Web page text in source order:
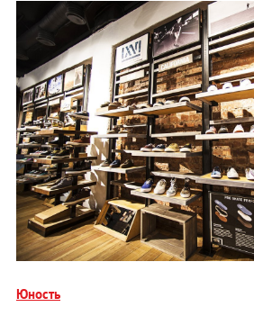
Юность